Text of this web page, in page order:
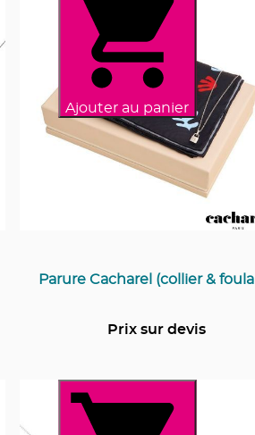
Ajouter au panier
Parure Cacharel (collier &
Prix sur devis